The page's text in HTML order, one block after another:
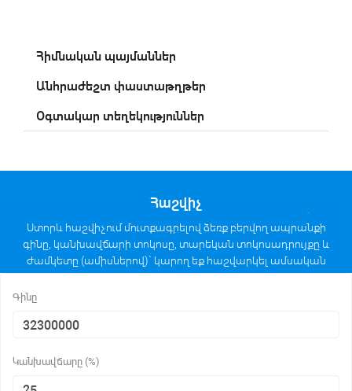
Հիմնական պայմաններ
Անհրաժեշտ փաստաթղթեր
Օգտակար տեղեկություններ
Հաշվիչ
Ստորև հաշվիչում մուտքագրելով ձեռք բերվող ապրանքի
գինը, կանխավճարի տոկոսը, տարեկան տոկոսադրույքը և
ժամկետը (ամիսներով)` կարող եք հաշվարկել ամսական
մարումների մեծությունը անուիտետային հաշվարկի
Գինը
Կանխավճարը (%)